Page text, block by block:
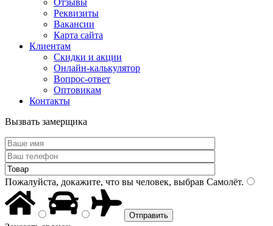
Отзывы
Реквизиты
Вакансии
Карта сайта
Клиентам
Скидки и акции
Онлайн-калькулятор
Вопрос-ответ
Оптовикам
Контакты
Вызвать замерщика
Пожалуйста, докажите, что вы человек, выбрав Самолёт.